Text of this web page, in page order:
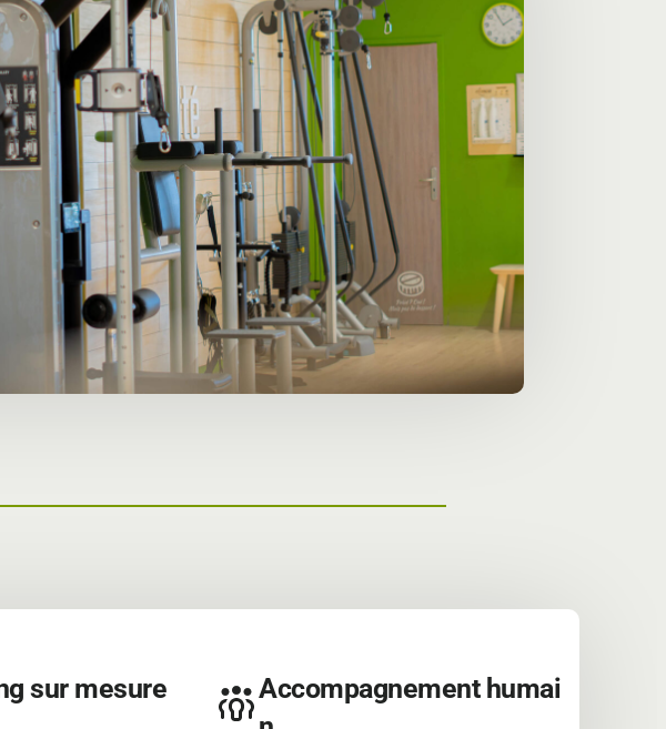
sur mesure
Accompagnement humai